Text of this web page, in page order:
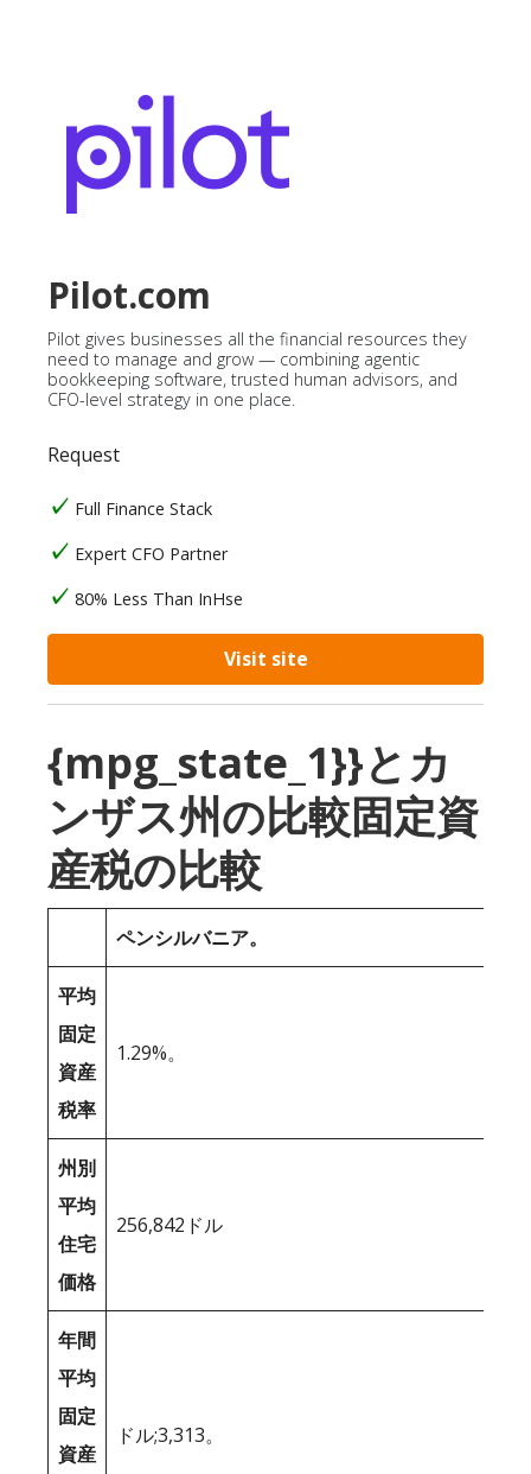
Pilot.com
Pilot gives businesses all the financial resources they
need to manage and grow — combining agentic
bookkeeping software, trusted human advisors, and
CFO-level strategy in one place.
Request
Full Finance Stack
Expert CFO Partner
80% Less Than InHse
Visit site
{mpg_state_1}}とカ
ンザス州の比較固定資
産税の比較
ペンシルバニア。
平均
固定
資産
税率
1.29%。
州別
平均
住宅
価格
256,842ドル
年間
平均
固定
資産
ドル;3,313。